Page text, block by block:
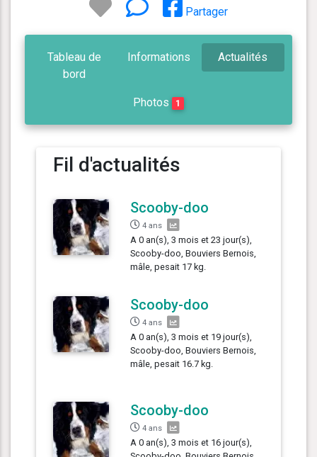
Partager
Tableau de
bord
Informations Actualités
Photos 1
Fil d'actualités
Scooby-doo
4 ans
A 0 an(s), 3 mois et 23 jour(s),
Scooby-doo, Bouviers Bernois,
mâle, pesait 17 kg.
Scooby-doo
4 ans
A 0 an(s), 3 mois et 19 jour(s),
Scooby-doo, Bouviers Bernois,
mâle, pesait 16.7 kg.
Scooby-doo
4 ans
A 0 an(s), 3 mois et 16 jour(s),